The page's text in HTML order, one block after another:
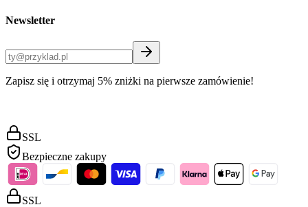
Newsletter
Zapisz się i otrzymaj 5% zniżki na pierwsze zamówienie!
SSL
Bezpieczne zakupy
SSL